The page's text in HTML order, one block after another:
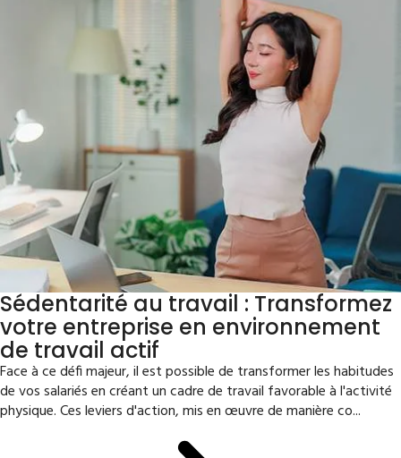
Sédentarité au travail : Transformez
votre entreprise en environnement
de travail actif
Face à ce défi majeur, il est possible de transformer les habitudes
de vos salariés en créant un cadre de travail favorable à l'activité
physique. Ces leviers d'action, mis en œuvre de manière co...